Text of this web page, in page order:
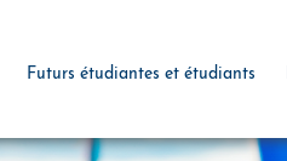
Futurs étudiantes et étudiants